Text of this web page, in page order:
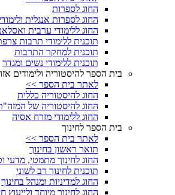
החוג לספרות
החוג לספרות אנגלית
החוג ללימודי ערבית
תוכנית ללימודי תרבות
תוכנית למחקר התרבות
תוכנית ללימודי נשים ומגדר
בית הספר להיסטוריה ולימודים
לאתר בית הספר >>
החוג להיסטוריה כללית
החוג להיסטוריה של
החוג ללימודי מזרח אסיה
בית הספר לחינוך
לאתר בית הספר >>
תואר ראשון בחינוך
החוג לחינוך מתמטי, מדעי
תוכנית לחינוך רב לשוני
החוג למדיניות ומנהל בחינוך
החוג לחינוך מיוחד ולייעוץ